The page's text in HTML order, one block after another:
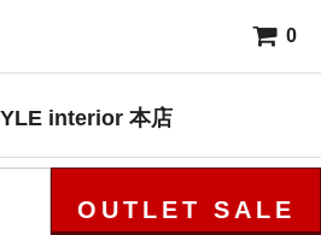
0
interior 本店
OUTLET SALE